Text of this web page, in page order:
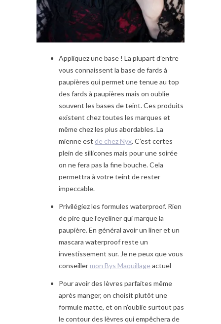
Appliquez une base ! La plupart d’entre
vous connaissent la base de fards à
paupières qui permet une tenue au top
des fards à paupières mais on oublie
souvent les bases de teint. Ces produits
existent chez toutes les marques et
même chez les plus abordables. La
mienne est de chez Nyx. C’est certes
plein de sillicones mais pour une soirée
on ne fera pas la fine bouche. Cela
permettra à votre teint de rester
impeccable.
Privilégiez les formules waterproof. Rien
de pire que l’eyeliner qui marque la
paupière. En général avoir un liner et un
mascara waterproof reste un
investissement sur. Je ne peux que vous
conseiller mon Bys Maquillage actuel
Pour avoir des lèvres parfaites même
après manger, on choisit plutôt une
formule matte, et on n’oublie surtout pas
le contour des lèvres qui empêchera de